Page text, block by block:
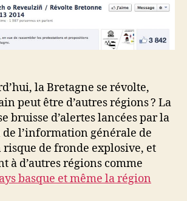
la Bretagne se révolte,
peut être d’autres régions ? La
bruisse d’alertes lancées par la
l’information générale de
risque de fronde explosive, et
à d’autres régions comme
basque et même la région